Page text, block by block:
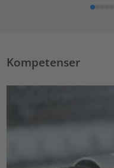
Kompetenser